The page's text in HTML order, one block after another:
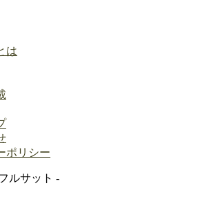
は
ポリシー